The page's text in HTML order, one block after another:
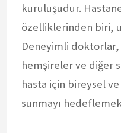
kuruluşudur.
özelliklerinden biri,
Deneyimli doktorlar,
hemşireler ve diğer
hasta için bireysel
sunmayı